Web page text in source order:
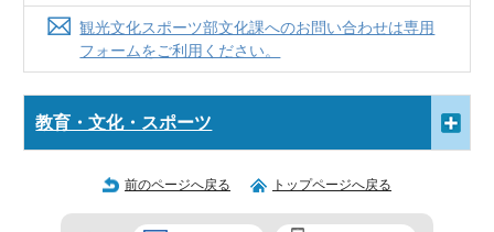
観光文化スポーツ部文化課へのお問い合わせは専用
フォームをご利用ください。
教育・文化・スポーツ
前のページへ戻る トップページへ戻る